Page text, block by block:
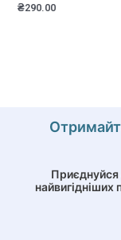
₴290.00
Приєднуйся